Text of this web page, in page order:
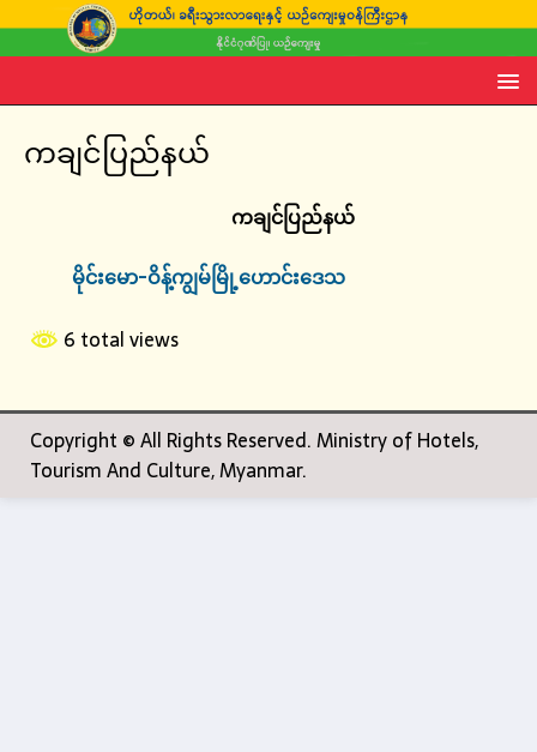
ကချင်ပြည်နယ်
ကချင်ပြည်နယ်
မိုင်းမော-ဝိန့်ကျွမ်မြို့ဟောင်းဒေသ
6 total views
Copyright © All Rights Reserved. Ministry of Hotels,
Tourism And Culture, Myanmar.